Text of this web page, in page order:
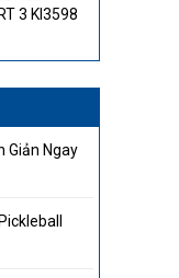
là:
3 KI3598
Giản Ngay